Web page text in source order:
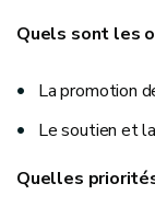
Quels sont les
La promotion
Le soutien et
Quelles